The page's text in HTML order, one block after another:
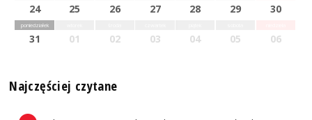
24 25 26 27 28 29 30
poniedziałek
31 01 02 03 04 05 06
Najczęściej czytane